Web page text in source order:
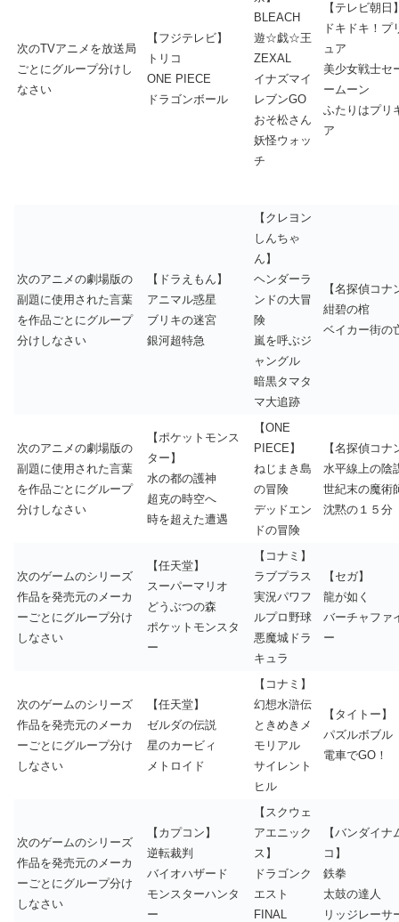
次のTVアニメを放送局
ごとにグループ分けし
なさい
【フジテレビ】
トリコ
ONE PIECE
ドラゴンボール
BLEACH
遊☆戯☆王
ZEXAL
イナズマイ
レブンGO
おそ松さん
妖怪ウォッ
チ
【テレビ朝日
ドキドキ！プ
ュア
美少女戦士セ
ームーン
ふたりはプリ
ア
次のアニメの劇場版の
副題に使用された言葉
を作品ごとにグループ
分けしなさい
【ドラえもん】
アニマル惑星
ブリキの迷宮
銀河超特急
【クレヨン
しんちゃ
ん】
ヘンダーラ
ンドの大冒
険
嵐を呼ぶジ
ャングル
暗黒タマタ
マ大追跡
【名探偵コナ
紺碧の棺
ベイカー街の
次のアニメの劇場版の
副題に使用された言葉
を作品ごとにグループ
分けしなさい
【ポケットモンス
ター】
水の都の護神
超克の時空へ
時を超えた遭遇
【ONE
PIECE】
ねじまき島
の冒険
デッドエン
ドの冒険
【名探偵コナ
水平線上の陰
世紀末の魔術
沈黙の１５分
次のゲームのシリーズ
作品を発売元のメーカ
ーごとにグループ分け
しなさい
【任天堂】
スーパーマリオ
どうぶつの森
ポケットモンスタ
ー
【コナミ】
ラブプラス
実況パワフ
ルプロ野球
悪魔城ドラ
キュラ
【セガ】
龍が如く
バーチャファ
ー
次のゲームのシリーズ
作品を発売元のメーカ
ーごとにグループ分け
しなさい
【任天堂】
ゼルダの伝説
星のカービィ
メトロイド
【コナミ】
幻想水滸伝
ときめきメ
モリアル
サイレント
ヒル
【タイトー】
パズルボブル
電車でGO！
次のゲームのシリーズ
作品を発売元のメーカ
ーごとにグループ分け
しなさい
【カプコン】
逆転裁判
バイオハザード
モンスターハンタ
ー
【スクウェ
アエニック
ス】
ドラゴンク
エスト
FINAL
【バンダイナ
コ】
鉄拳
太鼓の達人
リッジレーサ